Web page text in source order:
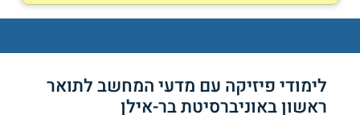
לימודי פיזיקה עם מדעי המחשב לתואר
ראשון באוניברסיטת בר-אילן